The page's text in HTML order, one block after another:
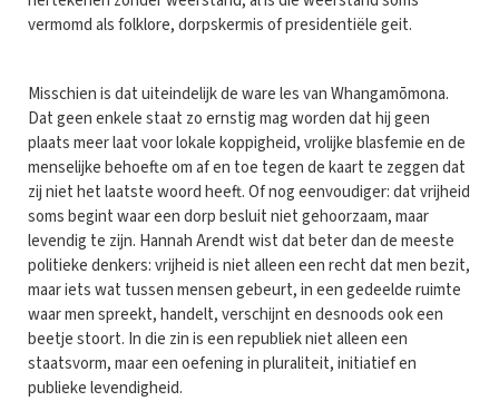
vermomd als folklore, dorpskermis of presidentiële geit.
Misschien is dat uiteindelijk de ware les van Whangamōmona.
Dat geen enkele staat zo ernstig mag worden dat hij geen
plaats meer laat voor lokale koppigheid, vrolijke blasfemie en de
menselijke behoefte om af en toe tegen de kaart te zeggen dat
zij niet het laatste woord heeft. Of nog eenvoudiger: dat vrijheid
soms begint waar een dorp besluit niet gehoorzaam, maar
levendig te zijn. Hannah Arendt wist dat beter dan de meeste
politieke denkers: vrijheid is niet alleen een recht dat men bezit,
maar iets wat tussen mensen gebeurt, in een gedeelde ruimte
waar men spreekt, handelt, verschijnt en desnoods ook een
beetje stoort. In die zin is een republiek niet alleen een
staatsvorm, maar een oefening in pluraliteit, initiatief en
publieke levendigheid.